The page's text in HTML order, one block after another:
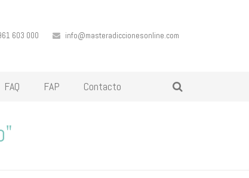
603 000 info@masteradiccionesonline.com
FAQ FAP Contacto